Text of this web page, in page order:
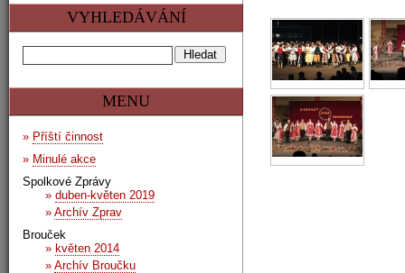
VYHLEDÁVÁNÍ
MENU
» Příští činnost
» Minulé akce
Spolkové Zprávy
» duben-květen 2019
» Archív Zprav
Brouček
» květen 2014
» Archív Broučku